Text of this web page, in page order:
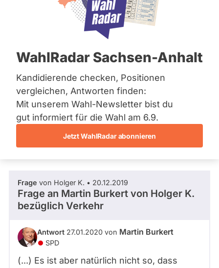
Bremen
Hamburg
Mecklenburg-Vorpommern
Nordrhein-Westfalen
Saarland
Sachsen
Sachsen-Anhalt
Sachsen-Anhalt
Schleswig-Holstein
Thüringen
Archiv
Spenden
WahlRadar Sachsen-Anhalt
Kandidierende checken, Positionen
vergleichen, Antworten finden:
Mit unserem Wahl-Newsletter bist du
gut informiert für die Wahl am 6.9.
Jetzt WahlRadar abonnieren
SPD
Dieser Politiker hat kein aktuelles und kein
zukünftiges Mandat und keine
Direktandidatur auf Landes-, Bundes- oder
Wahlliste werden bei uns nicht erfasst.
Die Fragefunktion ist für diese Person
derzeit nicht aktiv.
Politiker:innen
aktiven
oder
Mandaten
können
abgeordnetenwatch
befragt
werden.
Fragen und Antworten
Frage von Holger K. • 20.12.2019
Frage an Martin Burkert von Holger K.
bezüglich Verkehr
Antwort 27.01.2020 von Martin Burkert
SPD
(...) Es ist aber natürlich nicht so, dass